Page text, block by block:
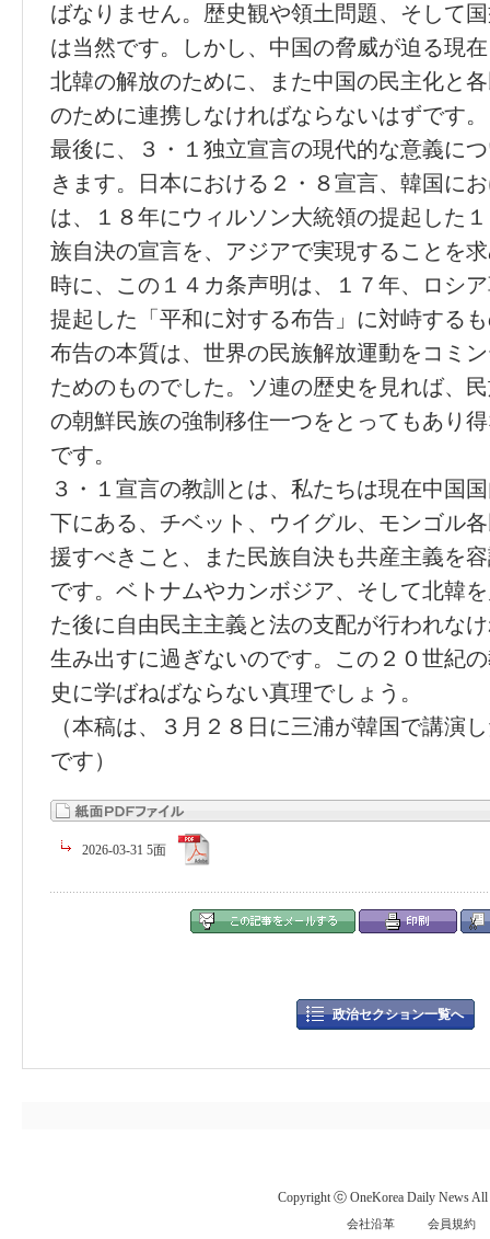
ばなりません。歴史観や領土問題、そして
は当然です。しかし、中国の脅威が迫る現
北韓の解放のために、また中国の民主化と
のために連携しなければならないはずです。
最後に、３・１独立宣言の現代的な意義に
きます。日本における２・８宣言、韓国に
は、１８年にウィルソン大統領の提起した
族自決の宣言を、アジアで実現することを
時に、この１４カ条声明は、１７年、ロシ
提起した「平和に対する布告」に対峙する
布告の本質は、世界の民族解放運動をコミ
ためのものでした。ソ連の歴史を見れば、
の朝鮮民族の強制移住一つをとってもあり
です。
３・１宣言の教訓とは、私たちは現在中国
下にある、チベット、ウイグル、モンゴル
援すべきこと、また民族自決も共産主義を
です。ベトナムやカンボジア、そして北韓
た後に自由民主主義と法の支配が行われな
生み出すに過ぎないのです。この２０世紀
史に学ばねばならない真理でしょう。
（本稿は、３月２８日に三浦が韓国で講演
です）
2026-03-31 5面
政治セクション一覧へ
Copyright ⓒ OneKorea Daily News All
会社沿革 会員規約